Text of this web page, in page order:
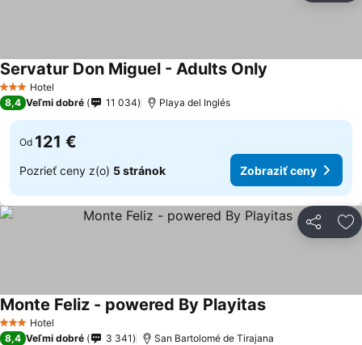
3 Počet hviezdičiek
Hotel
Servatur Don Miguel - Adults Only
8,4 Veľmi dobré 11 034 Playa del Inglés
Od 121 €
Pozrieť ceny z(o) 5 stránok Zobraziť ceny
Zdieľať
3 Počet hviezdičiek
Hotel
Monte Feliz - powered By Playitas
8,4 Veľmi dobré 3 341 San Bartolomé de Tirajana